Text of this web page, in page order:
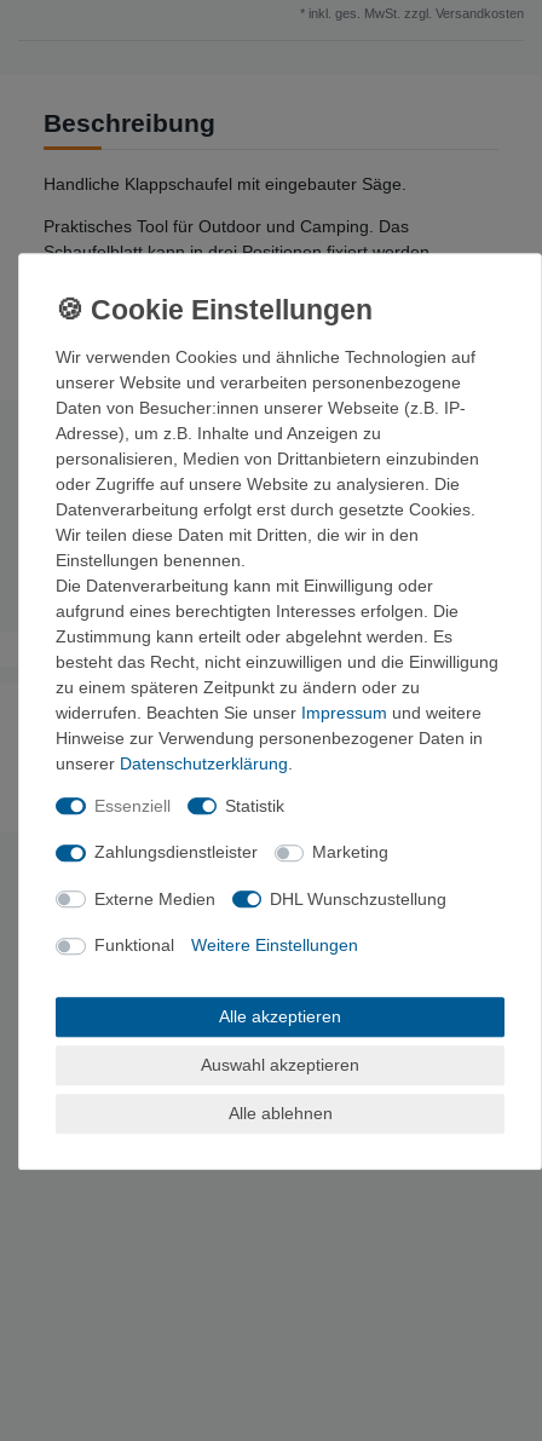
* inkl. ges. MwSt. zzgl. Versandkosten
Beschreibung
Handliche Klappschaufel mit eingebauter Säge.
Praktisches Tool für Outdoor und Camping. Das
Schaufelblatt kann in drei Positionen fixiert werden
Klein zum Transport.
Technische Daten
Länge:59 cm
Gewicht:400 g
Material:Stahl
Sägeblatt:14 cm
Noch sind keine Bewertungen vorhanden.
Es erfolgt keine Prüfung auf Echtheit der Bewertungen.
HERSTELLERINFORMATIONEN
Deutschland, relags@relags.de
Wir verwenden Cookies und ähnliche Technologien auf
unserer Website und verarbeiten personenbezogene
Daten von Besucher:innen unserer Webseite (z.B. IP-
Adresse), um z.B. Inhalte und Anzeigen zu
personalisieren, Medien von Drittanbietern einzubinden
oder Zugriffe auf unsere Website zu analysieren. Die
Datenverarbeitung erfolgt erst durch gesetzte Cookies.
Wir teilen diese Daten mit Dritten, die wir in den
Einstellungen benennen.
Die Datenverarbeitung kann mit Einwilligung oder
aufgrund eines berechtigten Interesses erfolgen. Die
Zustimmung kann erteilt oder abgelehnt werden. Es
besteht das Recht, nicht einzuwilligen und die Einwilligung
zu einem späteren Zeitpunkt zu ändern oder zu
widerrufen. Beachten Sie unser Impressum und weitere
Hinweise zur Verwendung personenbezogener Daten in
unserer Daten­schutz­erklärung
Essenziell Statistik
Zahlungsdienstleister Marketing
Externe Medien DHL Wunschzustellung
Funktional Weitere Einstellungen
Alle akzeptieren
Auswahl akzeptieren
Alle ablehnen